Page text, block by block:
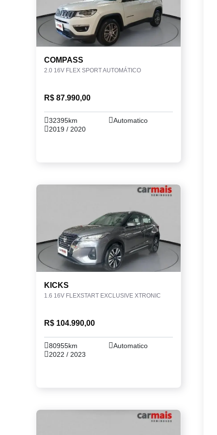
COMPASS
2.0 16V FLEX SPORT AUTOMÁTICO
R$ 87.990,00
32395km
Automatico
2019 / 2020
KICKS
1.6 16V FLEXSTART EXCLUSIVE XTRONIC
R$ 104.990,00
80955km
Automatico
2022 / 2023